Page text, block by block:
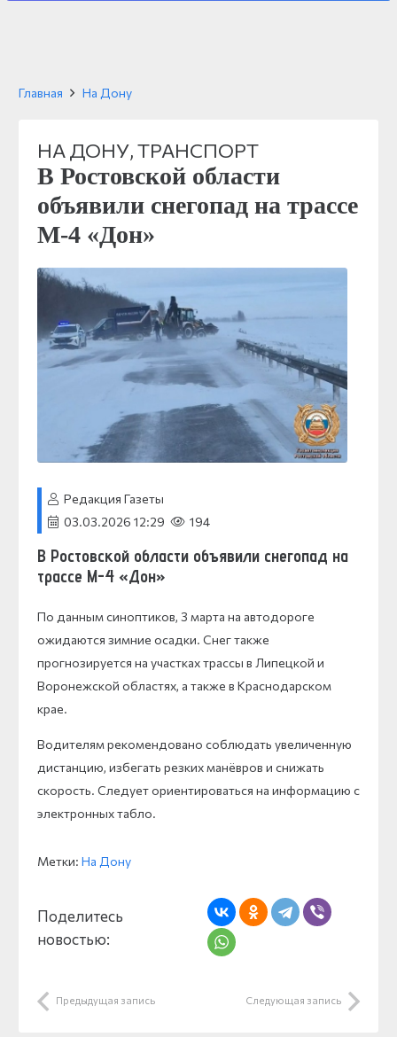
Главная На Дону
НА ДОНУ,ТРАНСПОРТ
В Ростовской области
объявили снегопад на трассе
М-4 «Дон»
Редакция Газеты
03.03.2026 12:29
194
В Ростовской области объявили снегопад на
трассе М-4 «Дон»
По данным синоптиков, 3 марта на автодороге
ожидаются зимние осадки. Снег также
прогнозируется на участках трассы в Липецкой и
Воронежской областях, а также в Краснодарском
крае.
Водителям рекомендовано соблюдать увеличенную
дистанцию, избегать резких манёвров и снижать
скорость. Следует ориентироваться на информацию с
электронных табло.
Метки: На Дону
Поделитесь
новостью:
Предыдущая запись Следующая запись